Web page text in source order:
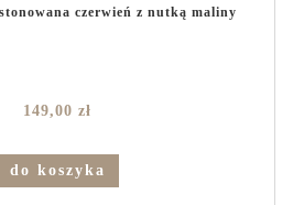
czerwień z nutką maliny
149,00 zł
do koszyka